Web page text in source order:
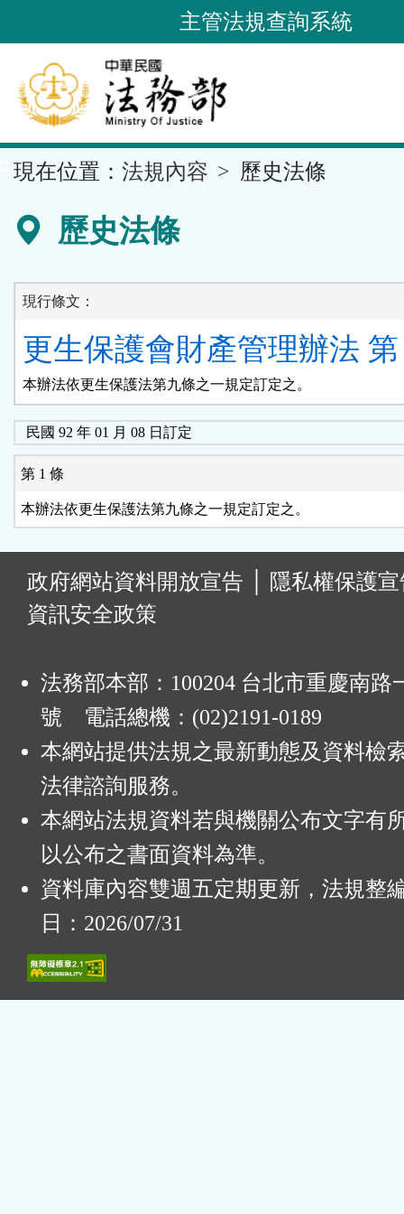
到
要
內
容
區
主管法規查詢系統
現在位置： 法規內容 歷史法條
歷史法條
現行條文：
更生保護會財產管理辦法 第
民國 92 年 01 月 08 日訂定
第 1 條
政府網站資料開放宣告
隱私權保護
資訊安全政策
法務部本部：100204 台北市重慶南路
號 電話總機：(02)2191-0189
本網站提供法規之最新動態及資料檢
法律諮詢服務。
本網站法規資料若與機關公布文字有
以公布之書面資料為準。
資料庫內容雙週五定期更新，法規整
日：2026/07/31